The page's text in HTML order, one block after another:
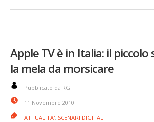
Apple TV è in Italia: il
la mela da morsicare
Pubblicato da RG
11 Novembre 2010
ATTUALITA', SCENARI DIGITALI